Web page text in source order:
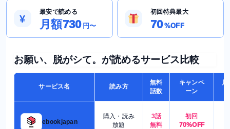
¥
最安で読める
月額730 円〜
初回特典最大
70%OFF
お願い、脱がシて。が読めるサービス比較
サービス名 読み方
無料
話数
キャンペ
ーン
月
ebookjapan
購入・読み
放題
3話
無料
初回
70%OFF